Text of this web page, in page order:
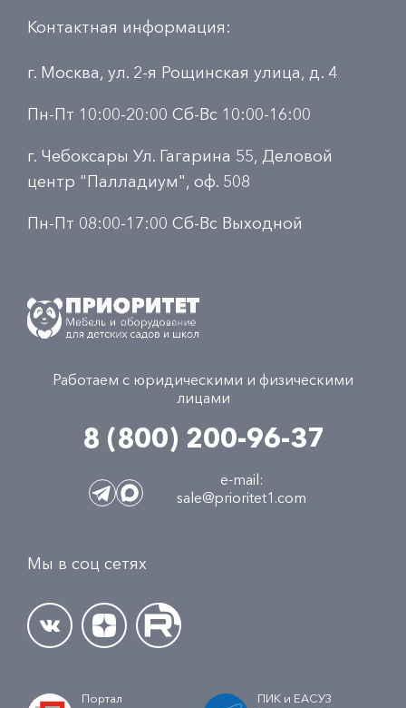
Контактная информация:
г. Москва, ул. 2-я Рощинская улица, д. 4
Пн-Пт 10:00-20:00 Сб-Вс 10:00-16:00
г. Чебоксары Ул. Гагарина 55, Деловой
центр "Палладиум", оф. 508
Пн-Пт 08:00-17:00 Сб-Вс Выходной
Работаем с юридическими и физическими
лицами
8 (800) 200-96-37
e-mail:
sale@prioritet1.com
Мы в соц сетях
Портал
ПИК и ЕАСУЗ